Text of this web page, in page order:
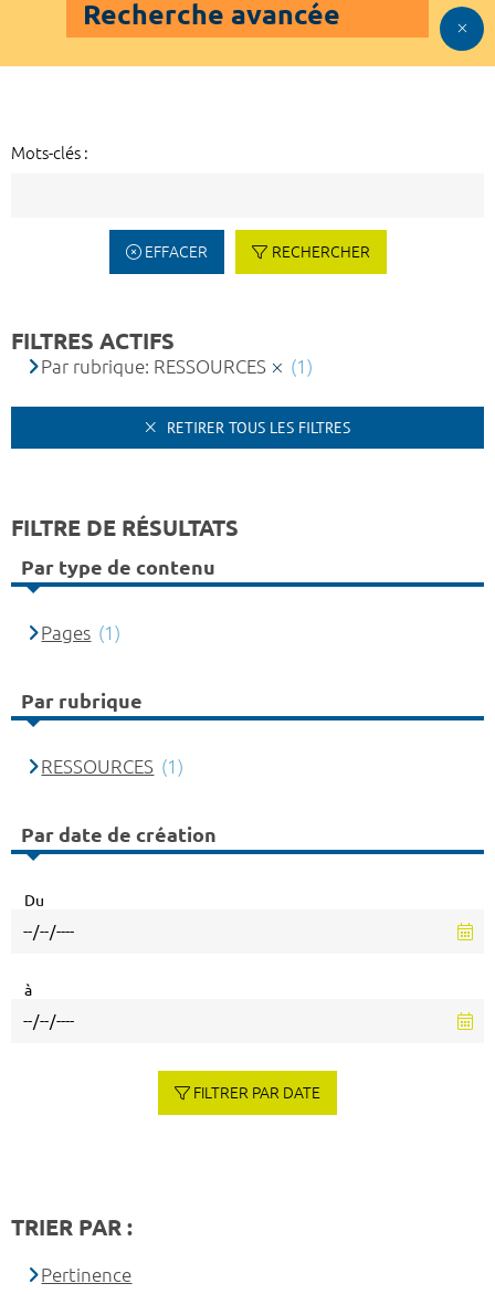
Recherche avancée
Mots-clés :
EFFACER RECHERCHER
FILTRES ACTIFS
Par rubrique: RESSOURCES (1)
RETIRER TOUS LES FILTRES
FILTRE DE RÉSULTATS
Par type de contenu
Pages (1)
Par rubrique
RESSOURCES (1)
Par date de création
Du
à
FILTRER PAR DATE
TRIER PAR :
Pertinence